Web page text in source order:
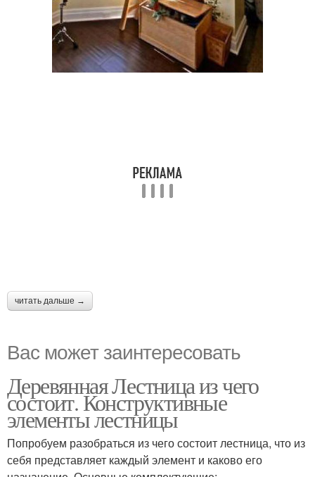
читать дальше →
Вас может заинтересовать
Деревянная Лестница из чего
состоит. Конструктивные
элементы лестницы
Попробуем разобраться из чего состоит лестница, что из
себя представляет каждый элемент и каково его